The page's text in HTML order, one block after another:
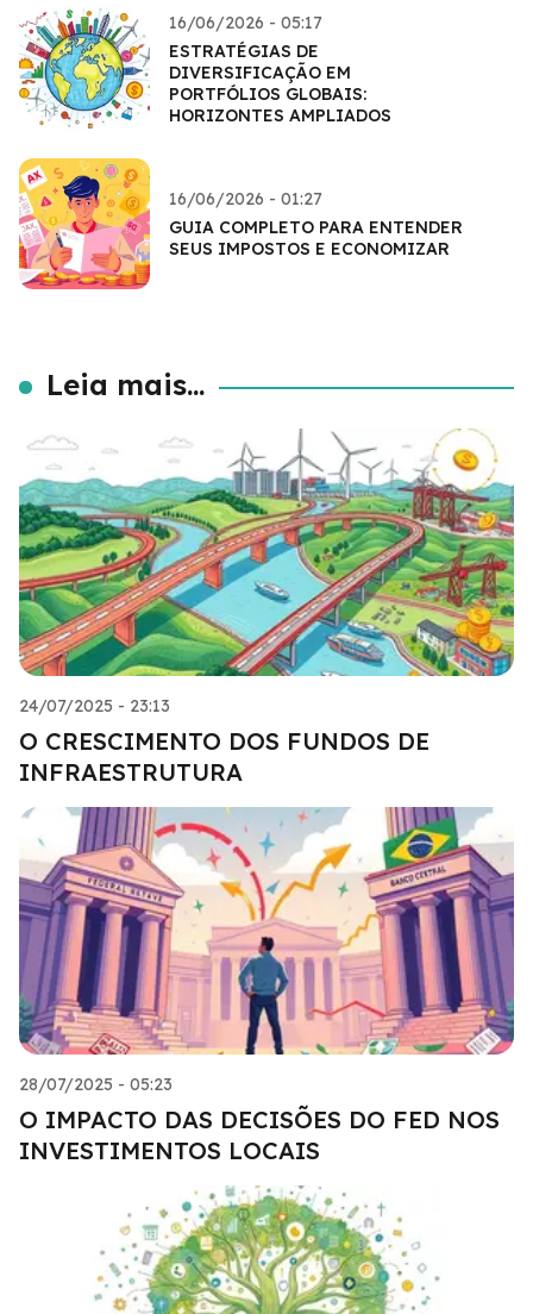
16/06/2026 - 05:17
ESTRATÉGIAS DE
DIVERSIFICAÇÃO EM
PORTFÓLIOS GLOBAIS:
HORIZONTES AMPLIADOS
16/06/2026 - 01:27
GUIA COMPLETO PARA ENTENDER
SEUS IMPOSTOS E ECONOMIZAR
Leia mais...
24/07/2025 - 23:13
O CRESCIMENTO DOS FUNDOS DE
INFRAESTRUTURA
28/07/2025 - 05:23
O IMPACTO DAS DECISÕES DO FED NOS
INVESTIMENTOS LOCAIS